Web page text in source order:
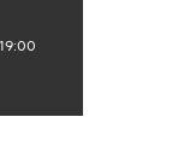
19:00